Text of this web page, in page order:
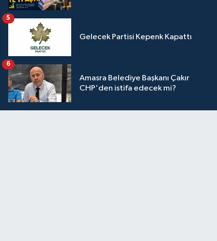
Gelecek Partisi Kepenk Kapattı
5
Amasra Belediye Başkanı Çakır
CHP'den istifa edecek mi?
6